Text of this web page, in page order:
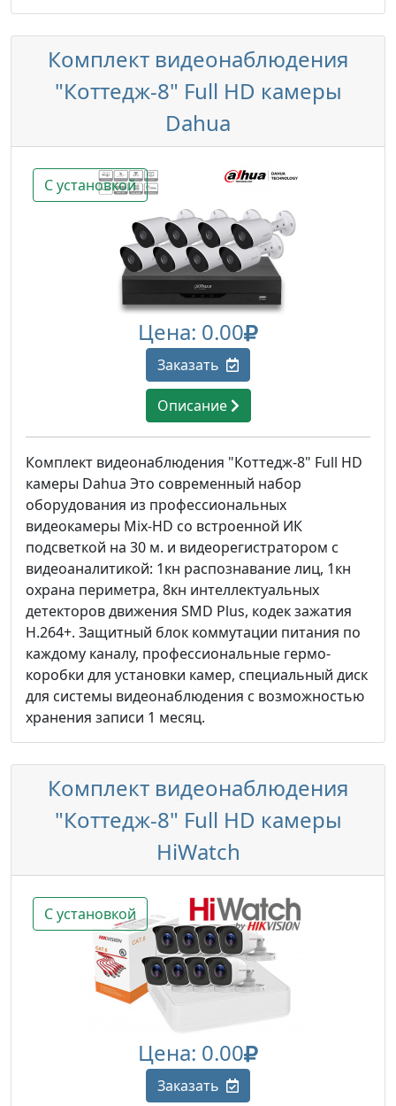
Комплект видеонаблюдения
"Коттедж-8" Full HD камеры
Dahua
С установкой
Цена: 0.00
Заказать
Описание
Комплект видеонаблюдения "Коттедж-8" Full HD
камеры Dahua Это современный набор
оборудования из профессиональных
видеокамеры Mix-HD со встроенной ИК
подсветкой на 30 м. и видеорегистратором с
видеоаналитикой: 1кн распознавание лиц, 1кн
охрана периметра, 8кн интеллектуальных
детекторов движения SMD Plus, кодек зажатия
H.264+. Защитный блок коммутации питания по
каждому каналу, профессиональные гермо-
коробки для установки камер, специальный диск
для системы видеонаблюдения с возможностью
хранения записи 1 месяц.
Комплект видеонаблюдения
"Коттедж-8" Full HD камеры
HiWatch
С установкой
Цена: 0.00
Заказать